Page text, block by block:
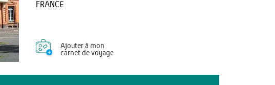
FRANCE
Ajouter à mon
carnet de voyage